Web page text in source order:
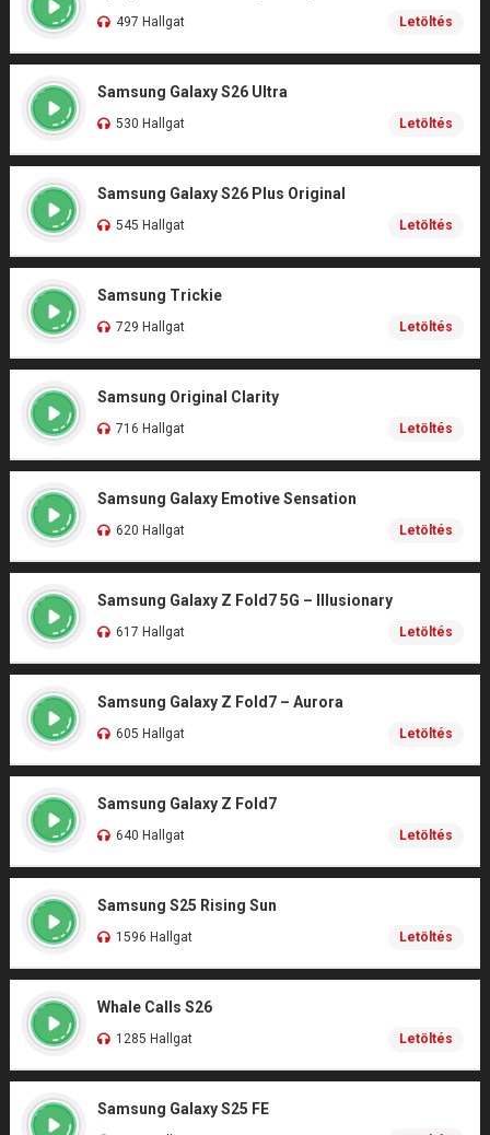
497 Hallgat Letöltés
Samsung Galaxy S26 Ultra
530 Hallgat Letöltés
Samsung Galaxy S26 Plus Original
545 Hallgat Letöltés
Samsung Trickie
729 Hallgat Letöltés
Samsung Original Clarity
716 Hallgat Letöltés
Samsung Galaxy Emotive Sensation
620 Hallgat Letöltés
Samsung Galaxy Z Fold7 5G – Illusionary
617 Hallgat Letöltés
Samsung Galaxy Z Fold7 – Aurora
605 Hallgat Letöltés
Samsung Galaxy Z Fold7
640 Hallgat Letöltés
Samsung S25 Rising Sun
1596 Hallgat Letöltés
Whale Calls S26
1285 Hallgat Letöltés
Samsung Galaxy S25 FE